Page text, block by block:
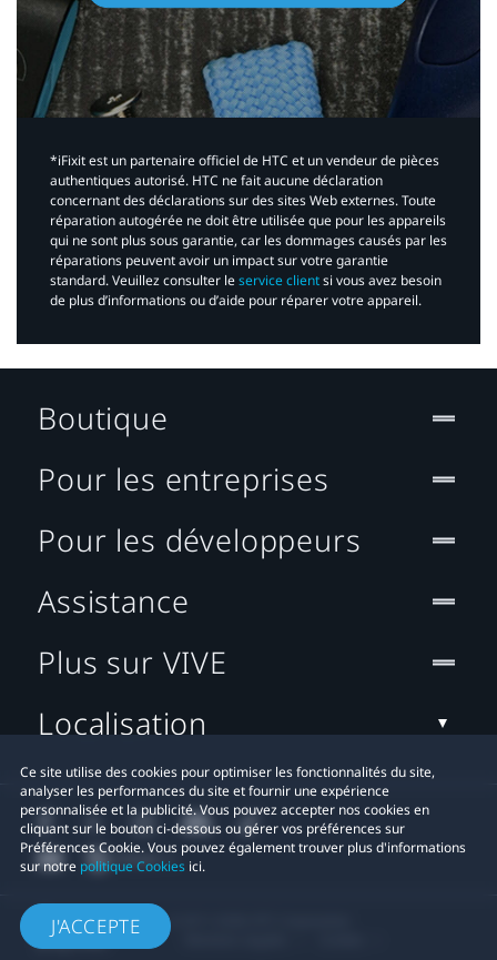
*iFixit est un partenaire officiel de HTC et un vendeur de pièces
authentiques autorisé. HTC ne fait aucune déclaration
concernant des déclarations sur des sites Web externes. Toute
réparation autogérée ne doit être utilisée que pour les appareils
qui ne sont plus sous garantie, car les dommages causés par les
réparations peuvent avoir un impact sur votre garantie
standard. Veuillez consulter leservice clientsi vous avez besoin
de plus d’informations ou d’aide pour réparer votre appareil.​
Ce site utilise des cookies pour optimiser les fonctionnalités du site,
analyser les performances du site et fournir une expérience
personnalisée et la publicité. Vous pouvez accepter nos cookies en
cliquant sur le bouton ci-dessous ou gérer vos préférences sur
Préférences Cookie. Vous pouvez également trouver plus d'informations
sur notre politique Cookies ici.
J'ACCEPTE
Boutique
Pour les entreprises
Pour les développeurs
Assistance
Plus sur VIVE
Localisation
© 2011-2026 HTC Corporation